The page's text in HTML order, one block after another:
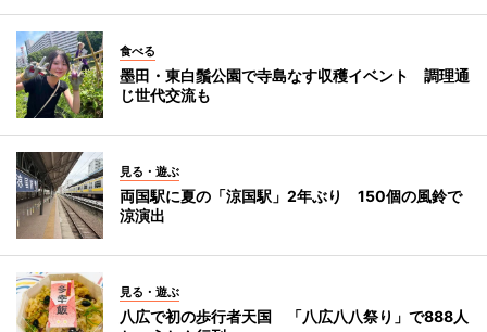
食べる
墨田・東白鬚公園で寺島なす収穫イベント 調理通
じ世代交流も
見る・遊ぶ
両国駅に夏の「涼国駅」2年ぶり 150個の風鈴で
涼演出
見る・遊ぶ
八広で初の歩行者天国 「八広八八祭り」で888人